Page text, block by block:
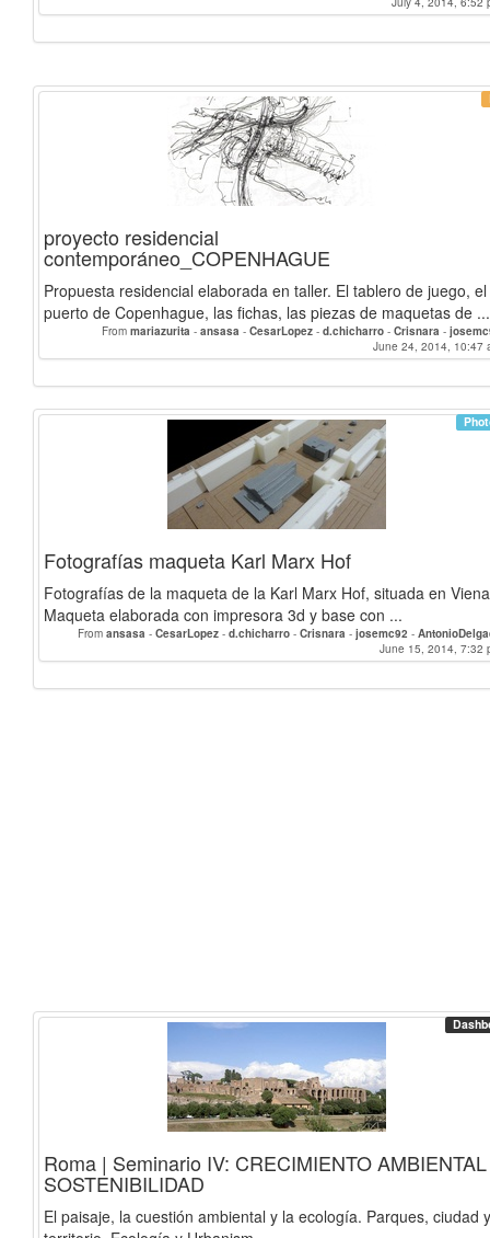
Alex.rplaza-
proyecto residencial
contemporáneo_COPENHAGUE
Propuesta residencial elaborada en taller. El tablero de juego, el
puerto de Copenhague, las fichas, las piezas de maquetas de ...
From mariazurita - ansasa - CesarLopez - d.chicharro - Crisnara -
mzurita-
arturogotor-Alex.rplaza-
June 24, 2014, 10:47
Fotografías maqueta Karl Marx Hof
Fotografías de la maqueta de la Karl Marx Hof, situada en
Maqueta elaborada con impresora 3d y base con ...
From ansasa - CesarLopez - d.chicharro - Crisnara - josemc92 -
RicardoVelasco-
Alex.rplaza-
June 15, 2014, 7:32
Roma | Seminario IV: CRECIMIENTO
SOSTENIBILIDAD
El paisaje, la cuestión ambiental y la ecología. Parques, ciudad y